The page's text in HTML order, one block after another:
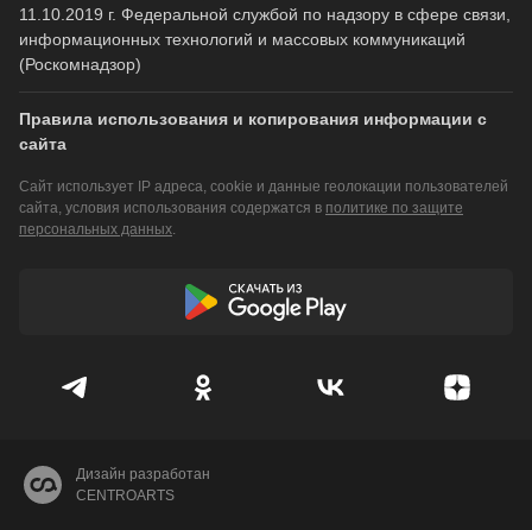
11.10.2019 г. Федеральной службой по надзору в сфере связи,
информационных технологий и массовых коммуникаций
(Роскомнадзор)
Правила использования и копирования информации с
сайта
Сайт использует IP адреса, cookie и данные геолокации пользователей
сайта, условия использования содержатся в политике по защите
персональных данных.
Дизайн разработан
CENTROARTS